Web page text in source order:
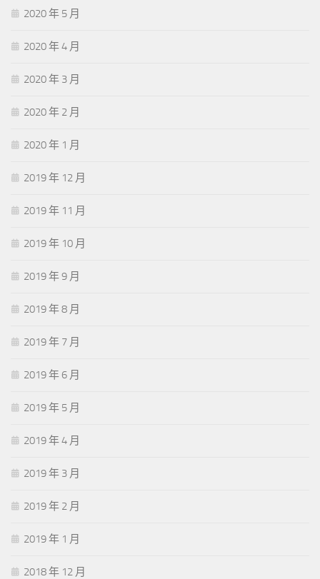
2020 年 5 月
2020 年 4 月
2020 年 3 月
2020 年 2 月
2020 年 1 月
2019 年 12 月
2019 年 11 月
2019 年 10 月
2019 年 9 月
2019 年 8 月
2019 年 7 月
2019 年 6 月
2019 年 5 月
2019 年 4 月
2019 年 3 月
2019 年 2 月
2019 年 1 月
2018 年 12 月